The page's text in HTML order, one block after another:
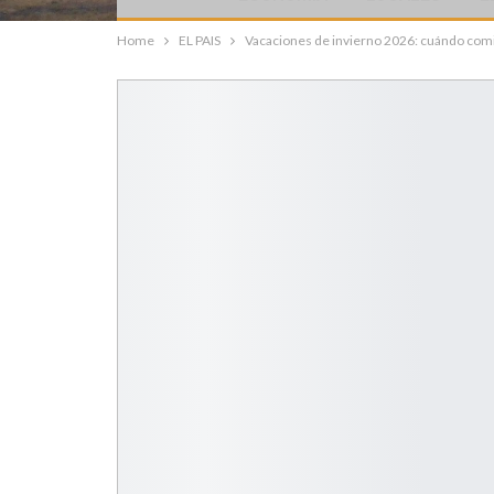
Home EL PAIS Vacaciones de invierno 2026: cuándo